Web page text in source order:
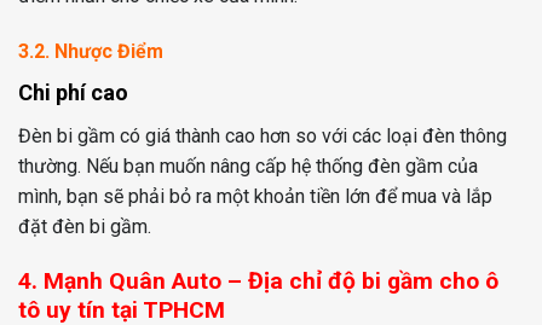
3.2. Nhược Điểm
Chi phí cao
Đèn bi gầm có giá thành cao hơn so với các loại đèn thông
thường. Nếu bạn muốn nâng cấp hệ thống đèn gầm của
mình, bạn sẽ phải bỏ ra một khoản tiền lớn để mua và lắp
đặt đèn bi gầm.
4. Mạnh Quân Auto – Địa chỉ độ bi gầm cho ô
tô uy tín tại TPHCM